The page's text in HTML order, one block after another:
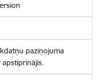
paziņojuma